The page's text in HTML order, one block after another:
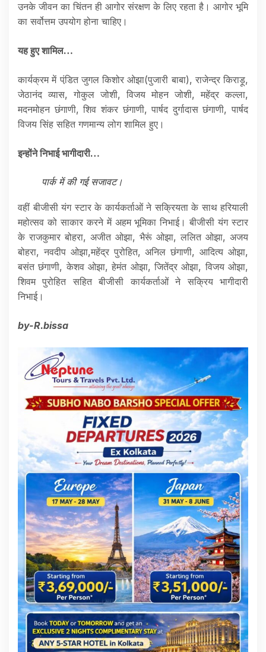
उनके जीवन का चिंतन ही आगोर संरक्षण के लिए रहता है। आगोर भूमि
का सर्वोत्तम उपयोग होना चाहिए।
यह हुए शामिल…
कार्यक्रम में पंडि़त जुगल किशोर ओझा(पुजारी बाबा), राजेन्द्र किराड़ू,
जेठानंद व्यास, गोकुल जोशी, विजय मोहन जोशी, महेंद्र कल्ला,
मदनमोहन छंगाणी, शिव शंकर छंगाणी, पार्षद दुर्गादास छंगाणी, पार्षद
विजय सिंह सहित गणमान्य लोग शामिल हुए।
इन्होंने निभाई भागीदारी…
पार्क में की गई सजावट।
वहीं बीजीसी यंग स्टार के कार्यकर्ताओं ने सक्रियता के साथ हरियाली
महोत्सव को साकार करने में अहम भूमिका निभाई। बीजीसी यंग स्टार
के राजकुमार बोहरा, अजीत ओझा, भैरूं ओझा, ललित ओझा, अजय
बोहरा, नवदीप ओझा,महेंद्र पुरोहित, अनिल छंगाणी, आदित्य ओझा,
बसंत छंगाणी, केशव ओझा, हेमंत ओझा, जितेंद्र ओझा, विजय ओझा,
शिवम पुरोहित सहित बीजीसी कार्यकर्ताओं ने सक्रिय भागीदारी
निभाई।
by-R.bissa